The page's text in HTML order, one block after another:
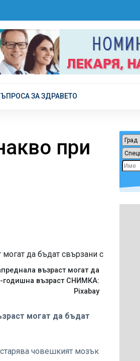
ЗА ЗДРАВЕТО
при
възраст могат да
годишна възраст СНИМКА:
Pixabay
могат да бъдат
човешкият мозък